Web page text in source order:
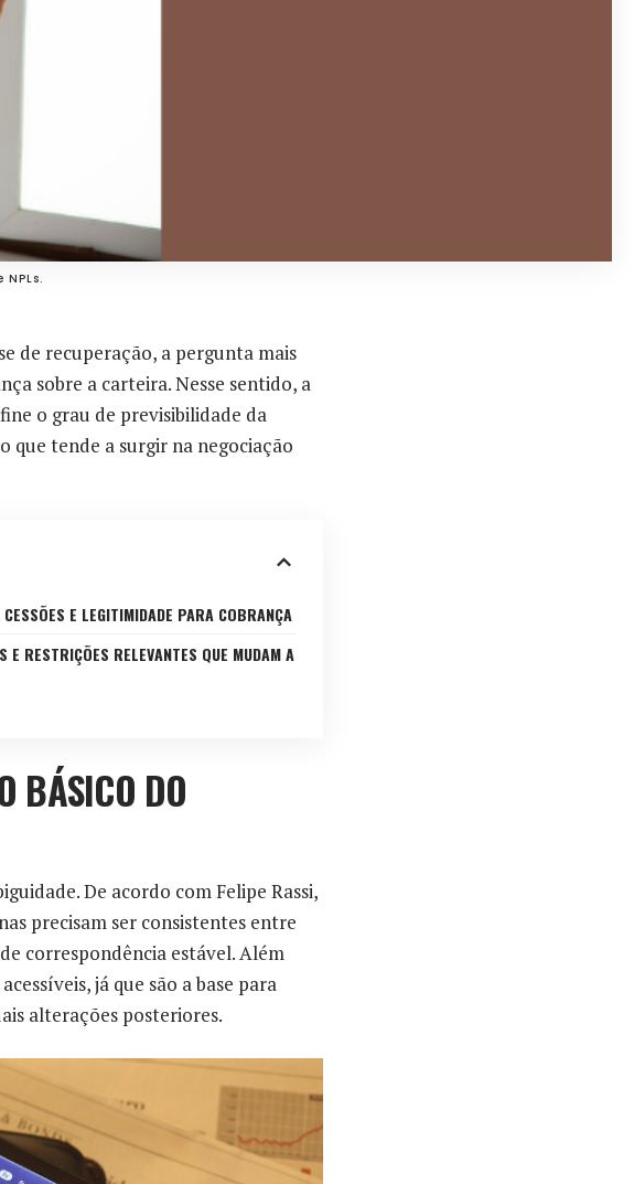
de recuperação, a pergunta mais
sobre a carteira. Nesse sentido, a
o grau de previsibilidade da
que tende a surgir na negociação
CESSÕES E LEGITIMIDADE PARA COBRANÇA
E RESTRIÇÕES RELEVANTES QUE MUDAM A
BÁSICO DO
De acordo com Felipe Rassi,
precisam ser consistentes entre
correspondência estável. Além
já que são a base para
alterações posteriores.